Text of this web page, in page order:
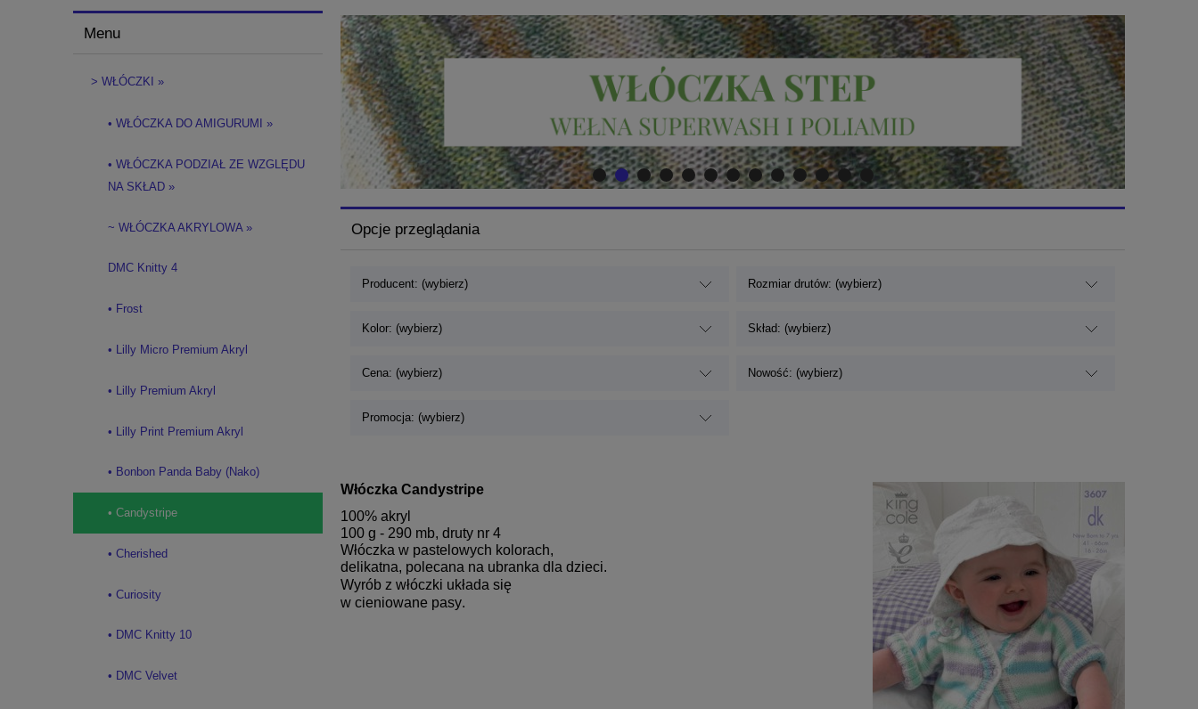
Menu
> WŁÓCZKI »
• WŁÓCZKA DO AMIGURUMI »
• WŁÓCZKA PODZIAŁ ZE WZGLĘDU
NA SKŁAD »
~ WŁÓCZKA AKRYLOWA »
DMC Knitty 4
• Frost
• Lilly Micro Premium Akryl
• Lilly Premium Akryl
• Lilly Print Premium Akryl
• Bonbon Panda Baby (Nako)
• Candystripe
• Cherished
• Curiosity
• DMC Knitty 10
• DMC Velvet
Opcje przeglądania
Producent: (wybierz) Rozmiar drutów: (wybierz)
Kolor: (wybierz) Skład: (wybierz)
Cena: (wybierz) Nowość: (wybierz)
Promocja: (wybierz)
Włóczka Candystripe
100% akryl
100 g - 290 mb, druty nr 4
Włóczka w pastelowych kolorach,
delikatna, polecana na ubranka dla dzieci.
Wyrób z włóczki układa się
w cieniowane pasy.